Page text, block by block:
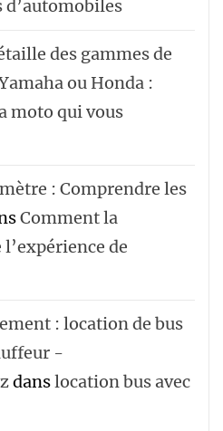
d’automobiles
des gammes de
ou Honda :
moto qui vous
: Comprendre les
Comment la
de
: location de bus
-
danslocation bus avec